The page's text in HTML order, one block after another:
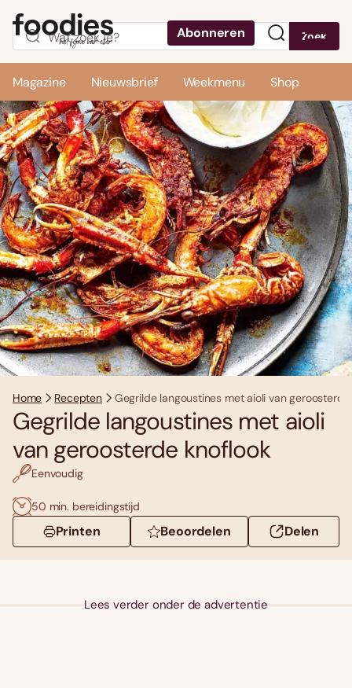
Abonneren Zoek
Magazine Nieuwsbrief Weekmenu Shop
Home Recepten Gegrilde langoustines met aioli van
Gegrilde langoustines met aioli
van geroosterde knoflook
Eenvoudig
50 min. bereidingstijd
Printen Beoordelen Delen
Lees verder onder de advertentie